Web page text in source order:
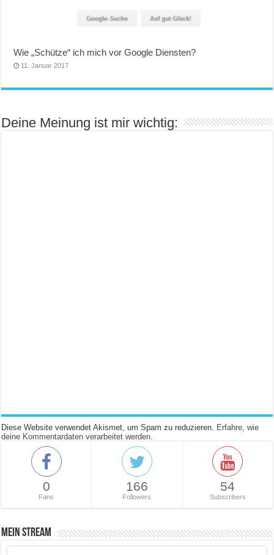
Wie „Schütze“ ich mich vor Google Diensten?
11. Januar 2017
Deine Meinung ist mir wichtig:
Diese Website verwendet Akismet, um Spam zu reduzieren. Erfahre, wie
deine Kommentardaten verarbeitet werden.
0
Fans
166
Followers
54
Subscribers
Mein Stream